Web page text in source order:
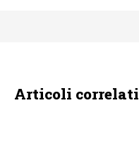
Articoli correlati